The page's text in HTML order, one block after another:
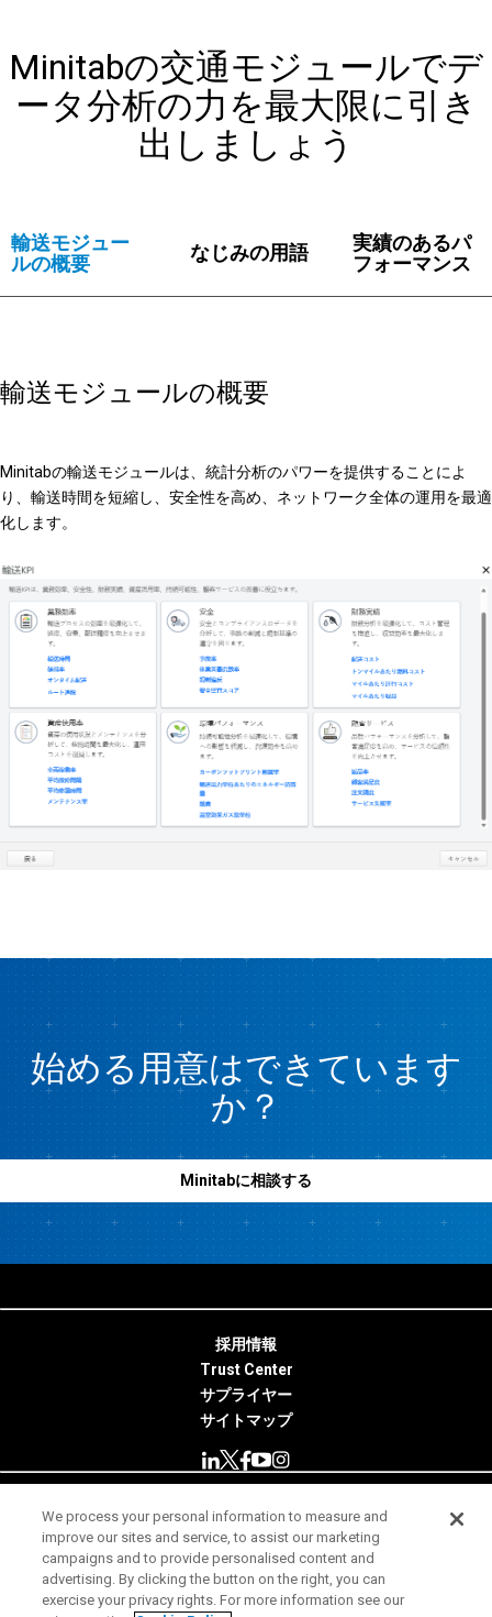
Minitabの交通モジュールでデ
ータ分析の力を最大限に引き
出しましょう
輸送モジュー
ルの概要
なじみの用語
実績のあるパ
フォーマンス
輸送モジュールの概要
Minitabの輸送モジュールは、統計分析のパワーを提供することによ
り、輸送時間を短縮し、安全性を高め、ネットワーク全体の運用を最適
化します。
始める用意はできています
か？
Minitabに相談する
採用情報
Trust Center
サプライヤー
サイトマップ
© 2026 Minitab, LLC. All Rights Reserved.
使用条件
プライバシー通知
We process your personal information to measure and
improve our sites and service, to assist our marketing
campaigns and to provide personalised content and
advertising. By clicking the button on the right, you can
exercise your privacy rights. For more information see our